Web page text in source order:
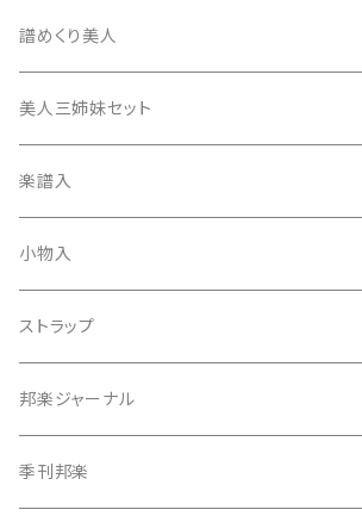
地唄撥
撥滑り止めゴム
ひざゴム・胴ゴム・おひざもと
天神袋
天神巾着
指すり
つぼシール
撥皮・撥皮のり
譜めくり美人
美人三姉妹セット
楽譜入
小物入
ストラップ
邦楽ジャーナル
季刊邦楽